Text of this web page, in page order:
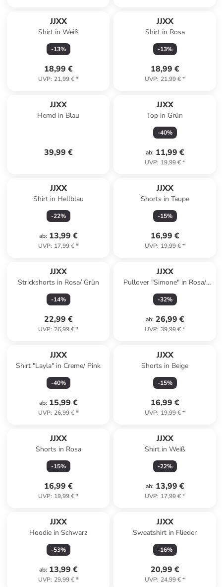
JJXX
Shirt in Weiß
-13%
18,99 €
UVP: 21,99 €*
JJXX
Shirt in Rosa
-13%
18,99 €
UVP: 21,99 €*
JJXX
Hemd in Blau
39,99 €
JJXX
Top in Grün
-40%
ab: 11,99 €
UVP: 19,99 €*
JJXX
Shirt in Hellblau
-22%
ab: 13,99 €
UVP: 17,99 €*
JJXX
Shorts in Taupe
-15%
16,99 €
UVP: 19,99 €*
JJXX
Strickshorts in Rosa/ Grün
-14%
22,99 €
UVP: 26,99 €*
JJXX
Pullover "Simone" in Rosa/
Lila
-32%
ab: 26,99 €
UVP: 39,99 €*
JJXX
Shirt "Layla" in Creme/ Pink
-40%
ab: 15,99 €
UVP: 26,99 €*
JJXX
Shorts in Beige
-15%
16,99 €
UVP: 19,99 €*
JJXX
Shorts in Rosa
-15%
16,99 €
UVP: 19,99 €*
JJXX
Shirt in Weiß
-22%
ab: 13,99 €
UVP: 17,99 €*
JJXX
Hoodie in Schwarz
-53%
ab: 13,99 €
UVP: 29,99 €*
JJXX
Sweatshirt in Flieder
-16%
20,99 €
UVP: 24,99 €*